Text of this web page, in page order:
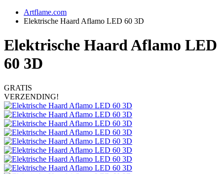
Artflame.com
Elektrische Haard Aflamo LED 60 3D
Elektrische Haard Aflamo LED
60 3D
GRATIS
VERZENDING!